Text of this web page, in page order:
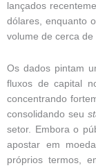
lançados
dólares, enquanto
volume de cerca
Os dados pintam
fluxos de capital
concentrando
consolidando seu
setor. Embora o
apostar em
próprios termos,